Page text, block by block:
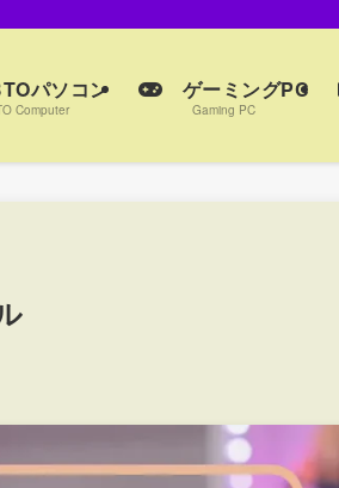
パソコン
Computer
ゲーミングPC
Gaming PC